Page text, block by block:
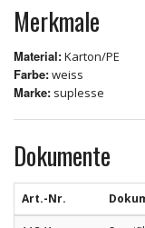
Merkmale
Material:Karton/PE
Farbe:weiss
Marke: suplesse
Dokumente
Art.-Nr.